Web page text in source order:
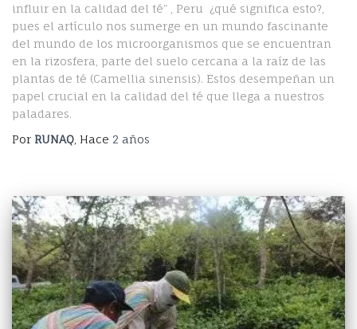
influir en la calidad del té” , Peru ¿qué significa esto?,
pues el artículo nos sumerge en un mundo fascinante
del mundo de los microorganismos que se encuentran
en la rizosfera, parte del suelo cercana a la raíz de las
plantas de té (Camellia sinensis). Estos desempeñan un
papel crucial en la calidad del té que llega a nuestros
paladares.
Por RUNAQ , Hace 2 años